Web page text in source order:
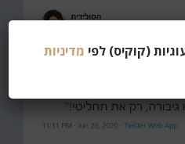
(קוקיס) לפי מדיניות